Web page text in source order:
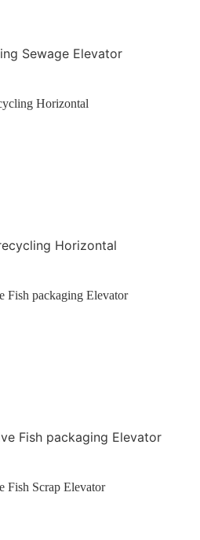
Sewage Elevator
Horizontal
Fish packaging Elevator